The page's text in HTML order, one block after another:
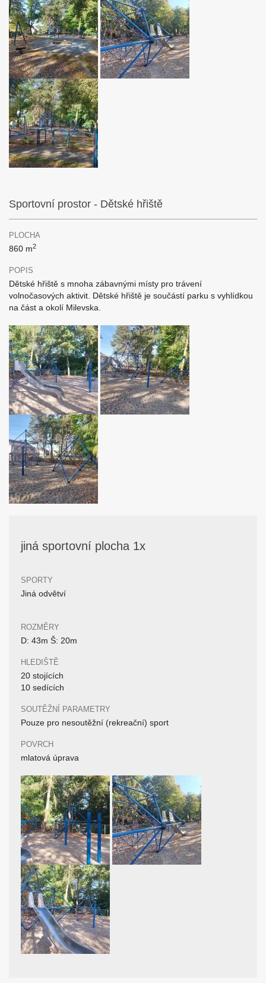
Sportovní prostor - Dětské hřiště
PLOCHA
860 m2
POPIS
Dětské hřiště s mnoha zábavnými místy pro trávení
volnočasových aktivit. Dětské hřiště je součástí parku s vyhlídkou
na část a okolí Milevska.
jiná sportovní plocha 1x
SPORTY
Jiná odvětví
ROZMĚRY
D: 43m Š: 20m
HLEDIŠTĚ
20 stojících
10 sedících
SOUTĚŽNÍ PARAMETRY
Pouze pro nesoutěžní (rekreační) sport
POVRCH
mlatová úprava